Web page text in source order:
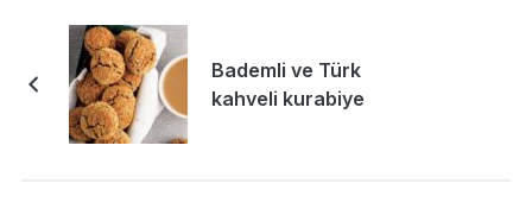
Bademli ve Türk
kahveli kurabiye